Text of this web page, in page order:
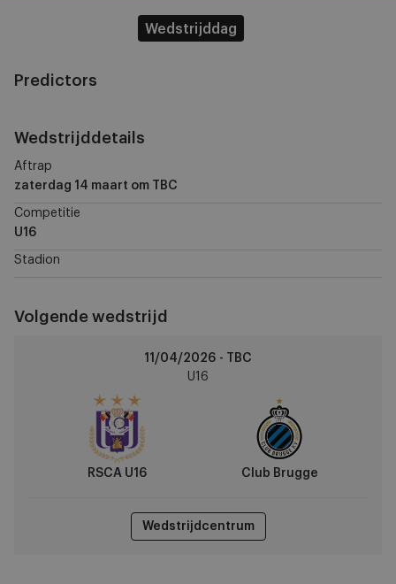
Wedstrijddag
Predictors
Wedstrijddetails
Aftrap
zaterdag 14 maart om TBC
Competitie
U16
Stadion
Volgende wedstrijd
11/04/2026 - TBC
U16
RSCA U16 Club Brugge
Wedstrijdcentrum